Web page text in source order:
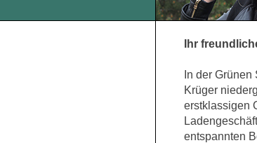
Ihr
In der
Krüger
erstklassigen
entspannten